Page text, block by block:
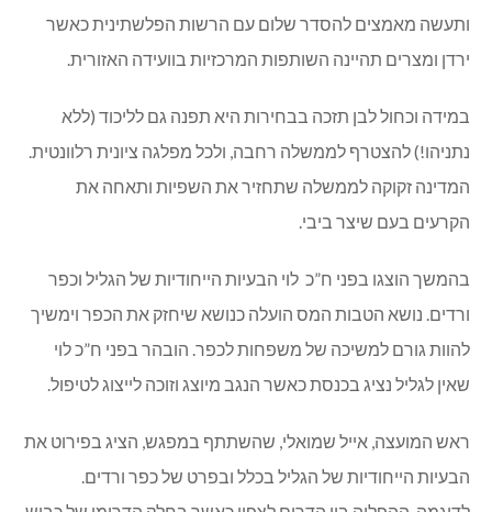
ותעשה מאמצים להסדר שלום עם הרשות הפלשתינית כאשר
ירדן ומצרים תהיינה השותפות המרכזיות בוועידה האזורית.
במידה וכחול לבן תזכה בבחירות היא תפנה גם לליכוד (ללא
נתניהו!) להצטרף לממשלה רחבה, ולכל מפלגה ציונית רלוונטית.
המדינה זקוקה לממשלה שתחזיר את השפיות ותאחה את
הקרעים בעם שיצר ביבי.
בהמשך הוצגו בפני ח”כ לוי הבעיות הייחודיות של הגליל וכפר
ורדים. נושא הטבות המס הועלה כנושא שיחזק את הכפר וימשיך
להוות גורם למשיכה של משפחות לכפר. הובהר בפני ח”כ לוי
שאין לגליל נציג בכנסת כאשר הנגב מיוצג וזוכה לייצוג לטיפול.
ראש המועצה, אייל שמואלי, שהשתתף במפגש, הציג בפירוט את
הבעיות הייחודיות של הגליל בכלל ובפרט של כפר ורדים.